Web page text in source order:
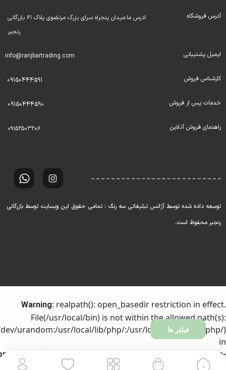
فیلتر ها
آدرس فروشگاه
ادرس ما:میدان پنجراه سرای بزرگ مرتضوی پلاک ۶۱ بازرگانی
رنجبر
ایمیل پشتیبانی info@ranjbartrading.com
کارشناس فروش 09150444591
خدمات پس از فروش 09150444590
راهنمای فروش آنلاین ۰۹۱۵۲۵۰۳۲۰۶
توسعه داده شده توسط آژانس تبلیغاتی سه رنگ : تمامی حقوق این وبسایت توسط بازرگانی
رنجبر محفوظ است.
Warning: realpath(): open_basedir restriction in effect.
File(/usr/local/bin) is not within the allowed path(s):
urandom:/usr/local/lib/php/:/usr/local/php81/lib/php/)
in
h317256/domains/ranjbartrading.com/public_html/wp-
on line